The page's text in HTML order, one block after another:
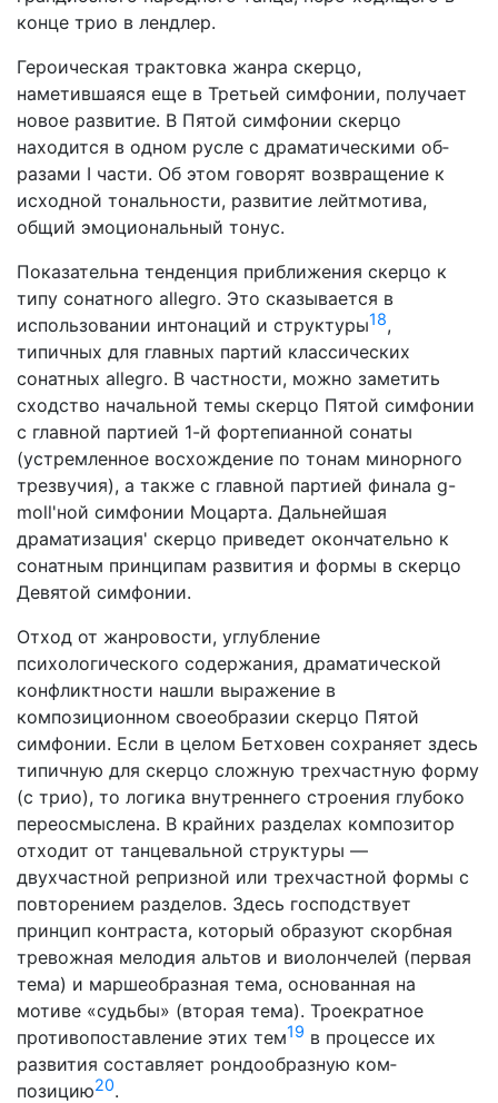
конце трио в лендлер.
Героическая трактовка жанра скерцо,
наметившаяся еще в Третьей симфонии, получает
новое развитие. В Пятой сим­фонии скерцо
находится в одном русле с драматическими об­
разами I части. Об этом говорят возвращение к
исходной тональности, развитие лейтмотива,
общий эмоциональный то­нус.
Показательна тенденция приближения скерцо к
типу со­натного allegro. Это сказывается в
использовании интонаций и структуры18,
типичных для главных партий классических
сонатных allegro. В частности, можно заметить
сходство на­чальной темы скерцо Пятой симфонии
с главной партией 1-й фортепианной сонаты
(устремленное восхождение по то­нам минорного
трезвучия), а также с главной партией финала g-
moll'ной симфонии Моцарта. Дальнейшая
драматизация' скерцо приведет окончательно к
сонатным принципам развития и формы в скерцо
Девятой симфонии.
Отход от жанровости, углубление
психологического содер­жания, драматической
конфликтности нашли выражение в
композиционном своеобразии скерцо Пятой
симфонии. Если в целом Бетховен сохраняет здесь
типичную для скерцо слож­ную трехчастную форму
(с трио), то логика внутреннего строения глубоко
переосмыслена. В крайних разделах композитор
отходит от танцевальной структуры —
двухчастной репризной или трехчастной формы с
повторением разделов. Здесь господствует
принцип контраста, который образуют скорбная
тревожная мелодия альтов и виолончелей (первая
тема) и маршеобразная тема, основанная на
мотиве «судь­бы» (вторая тема). Троекратное
противопоставление этих тем19 в процессе их
развития составляет рондообразную ком­
позицию20.